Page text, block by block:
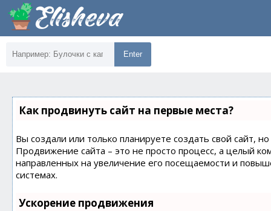
Enter
Как продвинуть сайт на первые места?
Вы создали или только планируете создать свой сайт,
Продвижение сайта – это не просто процесс, а целый
направленных на увеличение его посещаемости и
системах.
Ускорение продвижения